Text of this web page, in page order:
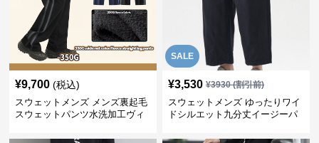
¥9,700 (税込)
スウェットメンズ メンズ裏起毛
スウェットパンツ水洗加工ヴィ
SALE
¥3,530 ¥3930(割引前)
スウェットメンズ ゆったりワイ
ドシルエット九分丈イージーパ